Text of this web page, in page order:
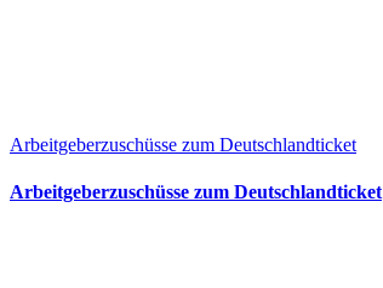
Arbeitgeberzuschüsse zum Deutschlandticket
Arbeitgeberzuschüsse zum Deutschlandticket